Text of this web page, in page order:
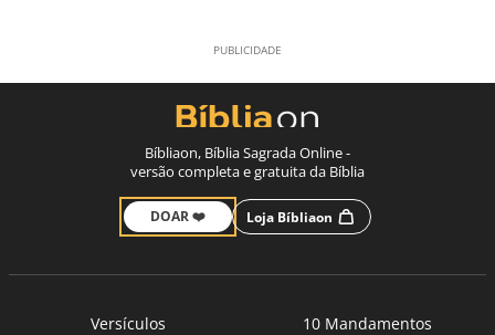
Bíbliaon, Bíblia Sagrada Online -
versão completa e gratuita da Bíblia
DOAR ❤️ Loja Bíbliaon
Versículos
10 Mandamentos